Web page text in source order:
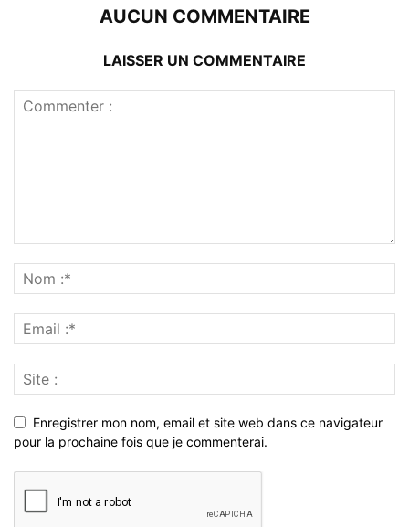
AUCUN COMMENTAIRE
LAISSER UN COMMENTAIRE
Enregistrer mon nom, email et site web dans ce navigateur
pour la prochaine fois que je commenterai.